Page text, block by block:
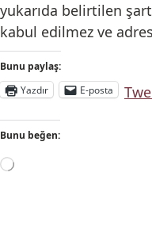
yukarıda belirtilen
kabul edilmez ve
Bunu paylaş:
Yazdır
E-posta
Bunu beğen: